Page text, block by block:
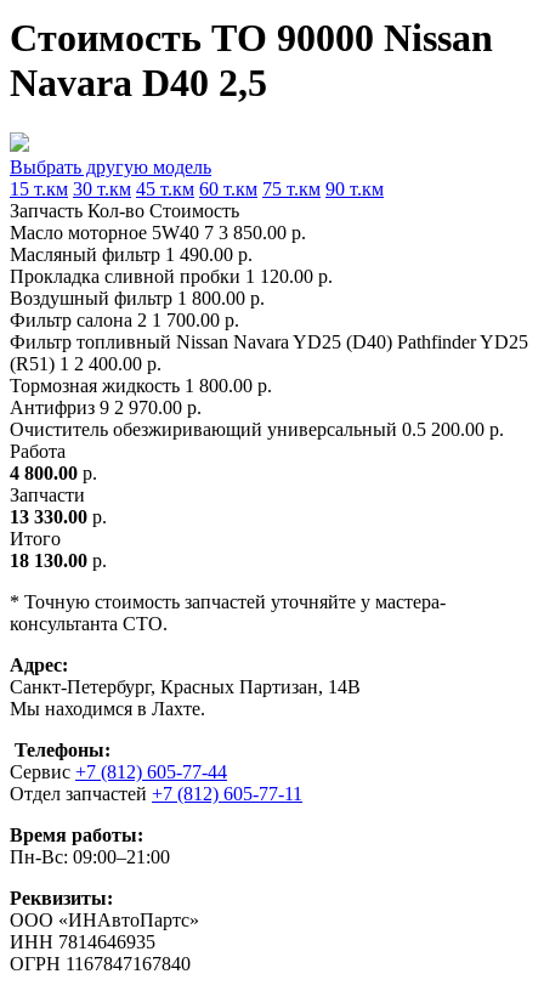
Стоимость ТО 90000 Nissan
Navara D40 2,5
Выбрать другую модель
15 т.км 30 т.км 45 т.км 60 т.км 75 т.км 90 т.км
Запчасть Кол-во Стоимость
Масло моторное 5W40 7 3 850.00 р.
Масляный фильтр 1 490.00 р.
Прокладка сливной пробки 1 120.00 р.
Воздушный фильтр 1 800.00 р.
Фильтр салона 2 1 700.00 р.
Фильтр топливный Nissan Navara YD25 (D40) Pathfinder YD25
(R51) 1 2 400.00 р.
Тормозная жидкость 1 800.00 р.
Антифриз 9 2 970.00 р.
Очиститель обезжиривающий универсальный 0.5 200.00 р.
Работа
4 800.00 р.
Запчасти
13 330.00 р.
Итого
18 130.00 р.
* Точную стоимость запчастей уточняйте у мастера-
консультанта СТО.
Адрес:
Санкт-Петербург, Красных Партизан, 14В
Мы находимся в Лахте.
Телефоны:
Сервис +7 (812) 605-77-44
Отдел запчастей +7 (812) 605-77-11
Время работы:
Пн-Вс: 09:00–21:00
Реквизиты:
ООО «ИНАвтоПартс»
ИНН 7814646935
ОГРН 1167847167840